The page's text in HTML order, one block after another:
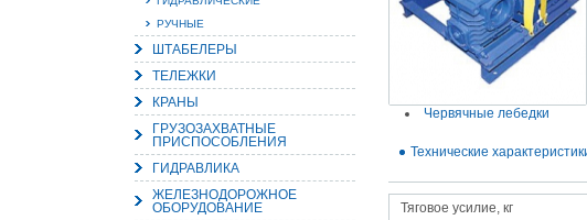
РУЧНЫЕ
ШТАБЕЛЕРЫ
ТЕЛЕЖКИ
КРАНЫ
ГРУЗОЗАХВАТНЫЕ
ПРИСПОСОБЛЕНИЯ
ГИДРАВЛИКА
ЖЕЛЕЗНОДОРОЖНОЕ
ОБОРУДОВАНИЕ
15.01.2018
Ручные насосы
Поступление
Насос бочковой
масел из бочек и
правилам и нормам.
15.01.2018
Оборудование
Червячные лебедки
Технические
Тяговое усилие, кг